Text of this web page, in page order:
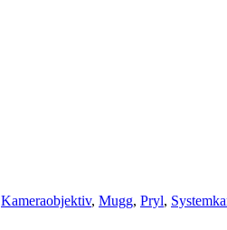
Kameraobjektiv, Mugg, Pryl,